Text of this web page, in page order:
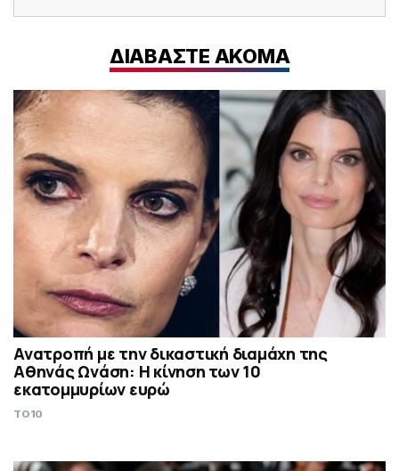
ΔΙΑΒΑΣΤΕ ΑΚΟΜΑ
Ανατροπή με την δικαστική διαμάχη της
Αθηνάς Ωνάση: Η κίνηση των 10
εκατομμυρίων ευρώ
TO10